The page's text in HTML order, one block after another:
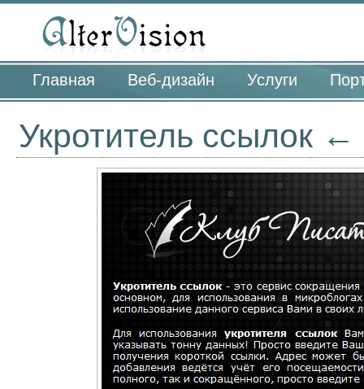
Главная Веб-дизайн Услуги
Укротитель ссылок ←